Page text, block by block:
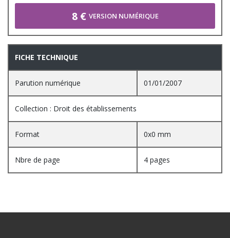
8 € VERSION NUMÉRIQUE
FICHE TECHNIQUE
Parution numérique 01/01/2007
Collection : Droit des établissements
Format 0x0 mm
Nbre de page 4 pages